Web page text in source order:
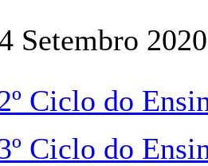
Setembro
Ciclo do
Ciclo do